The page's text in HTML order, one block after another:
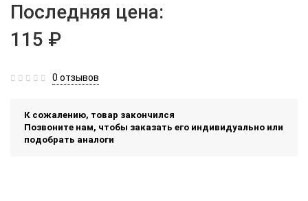
Последняя цена:
115 ₽
0 отзывов
К сожалению, товар закончился
Позвоните нам, чтобы заказать его индивидуально или
подобрать аналоги